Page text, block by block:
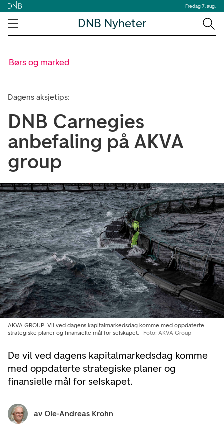
Fredag 7. aug.
DNB Nyheter
Børs og marked
Dagens aksjetips:
DNB Carnegies
anbefaling på AKVA
group
De vil ved dagens kapitalmarkedsdag komme
med oppdaterte strategiske planer og
finansielle mål for selskapet.
AKVA GROUP: Vil ved dagens kapitalmarkedsdag komme med oppdaterte
strategiske planer og finansielle mål for selskapet.
Foto: AKVA Group
av Ole-Andreas Krohn